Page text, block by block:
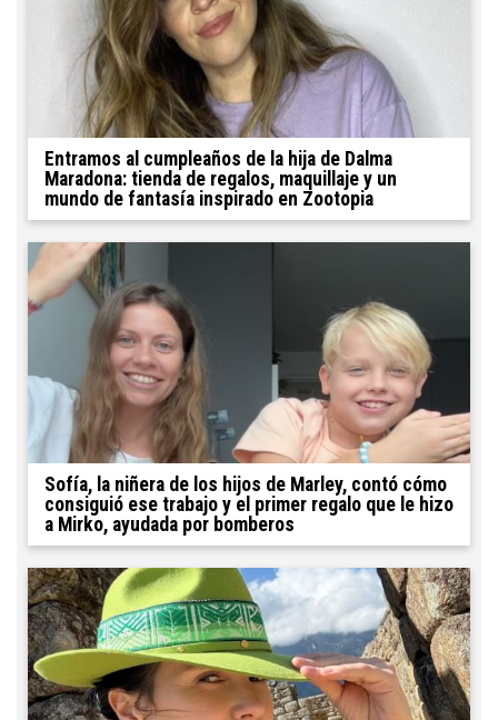
Entramos al cumpleaños de la hija de Dalma
Maradona: tienda de regalos, maquillaje y un
mundo de fantasía inspirado en Zootopia
Sofía, la niñera de los hijos de Marley, contó cómo
consiguió ese trabajo y el primer regalo que le hizo
a Mirko, ayudada por bomberos